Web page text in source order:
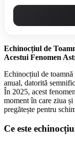
Echinocțiul de
Acestui Fenomen
Echinocțiul de toamnă
anual, datorită
În 2025, acest
moment în care ziua și
pregătește pentru
Ce este